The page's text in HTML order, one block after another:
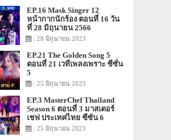
EP.16 Mask Singer 12
หน้ากากนักร้อง ตอนที่ 16 วัน
ที่ 28 มิถุนายน 2566
: 28 มิถุนายน 2023
EP.21 The Golden Song 5
ตอนที่ 21 เวทีเพลงเพราะ ซีซั่น
5
: 25 มิถุนายน 2023
EP.3 MasterChef Thailand
Season 6 ตอนที่ 3 มาสเตอร์
เชฟ ประเทศไทย ซีซัน 6
: 25 มิถุนายน 2023